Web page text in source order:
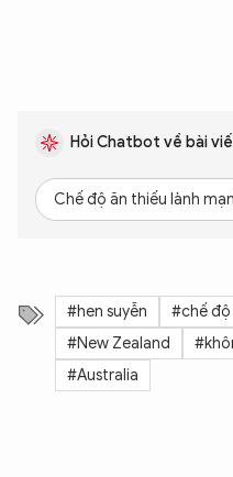
Hỏi Chatbot về bài
Chế độ ăn thiếu lành
#hen suyễn #chế độ
#New Zealand
#Australia